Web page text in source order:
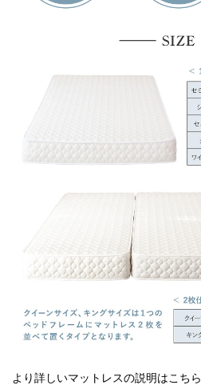
より詳しいマットレスの説明はこちら